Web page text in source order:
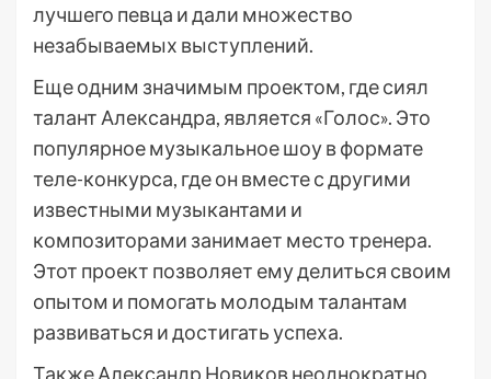
лучшего певца и дали множество
незабываемых выступлений.
Еще одним значимым проектом, где сиял
талант Александра, является «Голос». Это
популярное музыкальное шоу в формате
теле-конкурса, где он вместе с другими
известными музыкантами и
композиторами занимает место тренера.
Этот проект позволяет ему делиться своим
опытом и помогать молодым талантам
развиваться и достигать успеха.
Также Александр Новиков неоднократно